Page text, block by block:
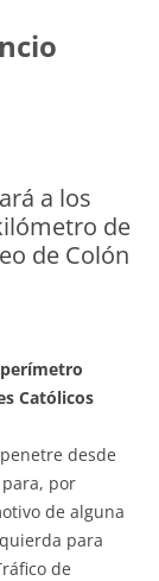
a los
de
de Colón
Católicos
desde
para, por
de alguna
para
de